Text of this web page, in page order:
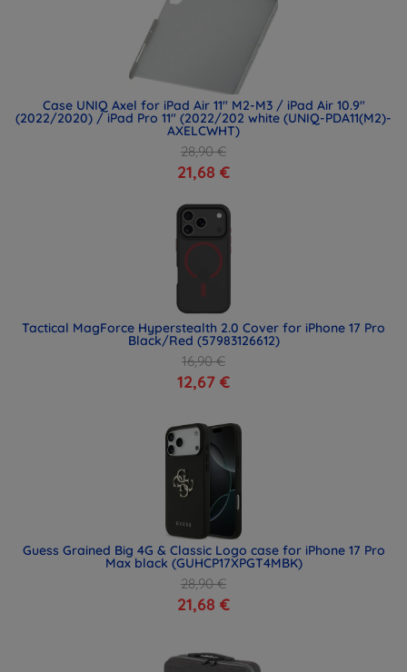
Case UNIQ Axel for iPad Air 11" M2-M3 / iPad Air 10.9"
(2022/2020) / iPad Pro 11" (2022/202 white (UNIQ-PDA11(M2)-
AXELCWHT)
28,90 €
21,68 €
Tactical MagForce Hyperstealth 2.0 Cover for iPhone 17 Pro
Black/Red (57983126612)
16,90 €
12,67 €
Guess Grained Big 4G & Classic Logo case for iPhone 17 Pro
Max black (GUHCP17XPGT4MBK)
28,90 €
21,68 €